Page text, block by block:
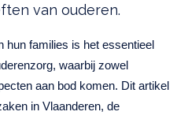
van ouderen.
hun families is het essentieel
waarbij zowel
aan bod komen. Dit artikel
in Vlaanderen, de